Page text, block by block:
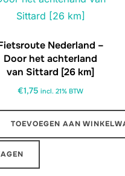
Nederland –
Door het achterland
van Sittard [26 km]
€1,75 incl. 21% BTW
TOEVOEGEN AAN